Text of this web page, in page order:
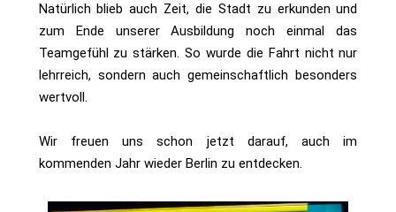
Natürlich blieb auch Zeit, die Stadt zu erkunden und
zum Ende unserer Ausbildung noch einmal das
Teamgefühl zu stärken. So wurde die Fahrt nicht nur
lehrreich, sondern auch gemeinschaftlich besonders
wertvoll.
Wir freuen uns schon jetzt darauf, auch im
kommenden Jahr wieder Berlin zu entdecken.